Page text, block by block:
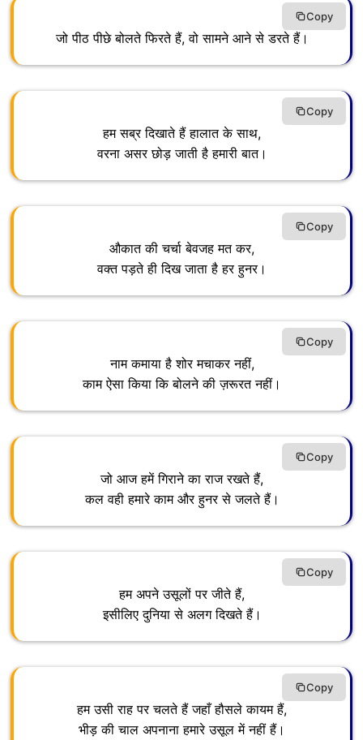
जो पीठ पीछे बोलते फिरते हैं, वो सामने आने से डरते हैं।
Copy
हम सब्र दिखाते हैं हालात के साथ,
वरना असर छोड़ जाती है हमारी बात।
Copy
औकात की चर्चा बेवजह मत कर,
वक्त पड़ते ही दिख जाता है हर हुनर।
Copy
नाम कमाया है शोर मचाकर नहीं,
काम ऐसा किया कि बोलने की ज़रूरत नहीं।
Copy
जो आज हमें गिराने का राज रखते हैं,
कल वही हमारे काम और हुनर से जलते हैं।
Copy
हम अपने उसूलों पर जीते हैं,
इसीलिए दुनिया से अलग दिखते हैं।
Copy
हम उसी राह पर चलते हैं जहाँ हौसले कायम हैं,
भीड़ की चाल अपनाना हमारे उसूल में नहीं हैं।
Copy